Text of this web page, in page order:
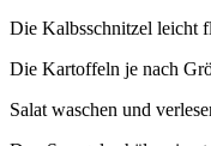
Die Kalbsschnitzel leicht
Die Kartoffeln je nach
Salat waschen und